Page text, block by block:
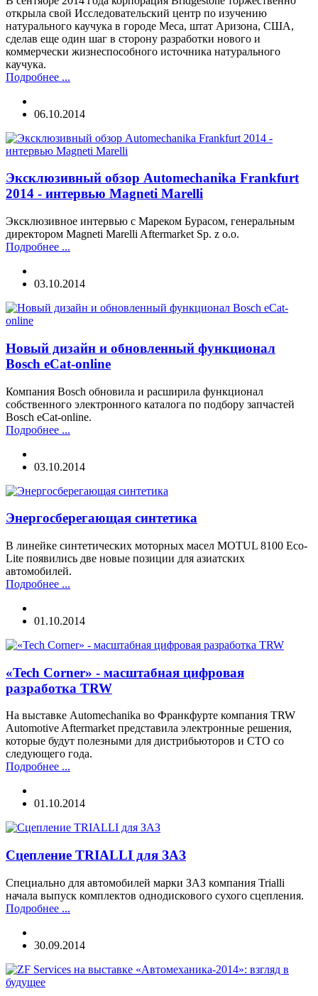
открыла свой Исследовательский центр по изучению
натурального каучука в городе Меса, штат Аризона, США,
сделав еще один шаг в сторону разработки нового и
коммерчески жизнеспособного источника натурального
каучука.
Подробнее ...
06.10.2014
Эксклюзивный обзор Automechanika Frankfurt
2014 - интервью Magneti Marelli
Эксклюзивное интервью с Мареком Бурасом, генеральным
директором Magneti Marelli Aftermarket Sp. z o.o.
Подробнее ...
03.10.2014
Новый дизайн и обновленный функционал
Bosch eCat-online
Компания Bosch обновила и расширила функционал
собственного электронного каталога по подбору запчастей
Bosch eCat-online.
Подробнее ...
03.10.2014
Энергосберегающая синтетика
В линейке синтетических моторных масел MOTUL 8100 Eco-
Lite появились две новые позиции для азиатских
автомобилей.
Подробнее ...
01.10.2014
«Tech Corner» - масштабная цифровая
разработка TRW
На выставке Automechanika во Франкфурте компания TRW
Automotive Aftermarket представила электронные решения,
которые будут полезными для дистрибьюторов и СТО со
следующего года.
Подробнее ...
01.10.2014
Сцепление TRIALLI для ЗАЗ
Специально для автомобилей марки ЗАЗ компания Trialli
начала выпуск комплектов однодискового сухого сцепления.
Подробнее ...
30.09.2014